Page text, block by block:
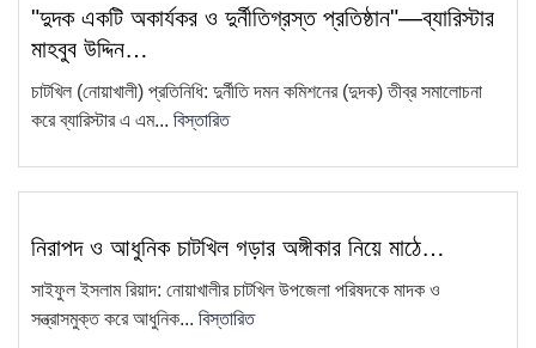
7
অপপ্রচারের প্রতিবাদে চাটখিলে
8
ফেসবুকে ফেইক আইডি দিয়ে আনিছ
10
সাংবাদিক কামরুল কাননের বিরুদ্ধে
ফেসবুকে অপপ্রচার, থানায় অভিযোগ
"দুদক একটি অকার্যকর ও দুর্নীতিগ্রস্ত প্রতিষ্ঠান"—ব্যারিস্টার
মাহবুব উদ্দিন…
চাটখিল (নোয়াখালী) প্রতিনিধি: দুর্নীতি দমন কমিশনের (দুদক) তীব্র সমালোচনা
করে ব্যারিস্টার এ এম... বিস্তারিত
নিরাপদ ও আধুনিক চাটখিল গড়ার অঙ্গীকার নিয়ে মাঠে…
সাইফুল ইসলাম রিয়াদ: নোয়াখালীর চাটখিল উপজেলা পরিষদকে মাদক ও
সন্ত্রাসমুক্ত করে আধুনিক... বিস্তারিত